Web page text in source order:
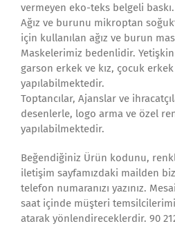
vermeyen eko-teks belgeli baskı.
Ağız ve burunu mikroptan
için kullanılan ağız ve burun
Maskelerimiz bedenlidir.
garson erkek ve kız, çocuk
yapılabilmektedir.
Toptancılar, Ajanslar ve
desenlerle, logo arma ve özel
yapılabilmektedir.
Beğendiğiniz Ürün kodunu,
iletişim sayfamızdaki mailden
telefon numaranızı yazınız.
saat içinde müşteri
atarak yönlendireceklerdir. 90